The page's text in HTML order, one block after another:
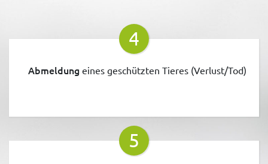
4
Abmeldungeines geschützten Tieres (Verlust/Tod)
5